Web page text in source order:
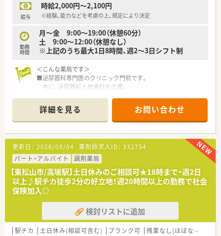
給与
時給2,000円～2,100円
※経験、能力などを考慮の上、規定により決定
勤務
時間
月～金 9:00～19:00（休憩60分）
土 9:00～12:00（休憩なし）
※上記のうち最大1日8時間、週2～3日シフト制
＜こんな薬局です＞
■泌尿器科専門医のクリニック門前です。
主に、泌尿器科と皮膚科を応需。
店舗は木曜日も開局しています。
■薬剤師さんは2名体制です。
■外観・内観共に白を基調としていて、
窓から太陽の日差しが入る設計で温かみも感じられます。
＜埼玉県は川越・坂戸・東松山エリアに集中した店舗展開＞
■宮城を中心に山形・関東地区へ店舗展開。
関東には15店舗あり、埼玉県には3店舗ございます。（埼玉県は川
越市、坂戸市、東松山市です）
■今後も広範囲の出店を計画している成長中の企業です。
■管理職志望の方から仕事と家庭の両立を目指す方まで様々な
希望を持つスタッフがいらっしゃいます。
個性を発揮しながら活躍できる場を大切にしています。
薬剤師さんが書くブログを開設するなど発信も定期的に行っ
ています。薬学知識だけではなく、日常の記録など接点を持つ場
詳細を見る お問い合わせ
更新日： 2026/08/04 薬剤師求人ID： 332754
パート・アルバイト
調剤薬局
【東松山市/高坂駅】土日休みのご相談可★18時まで・週2日
以上♪駅チカ徒歩2分の好立地！週20時間以上の勤務で社会
保険加入◎
検討リストに追加
駅チカ 土日休み(相談可含む) ブランク可 残業なし(ほぼなし含む)